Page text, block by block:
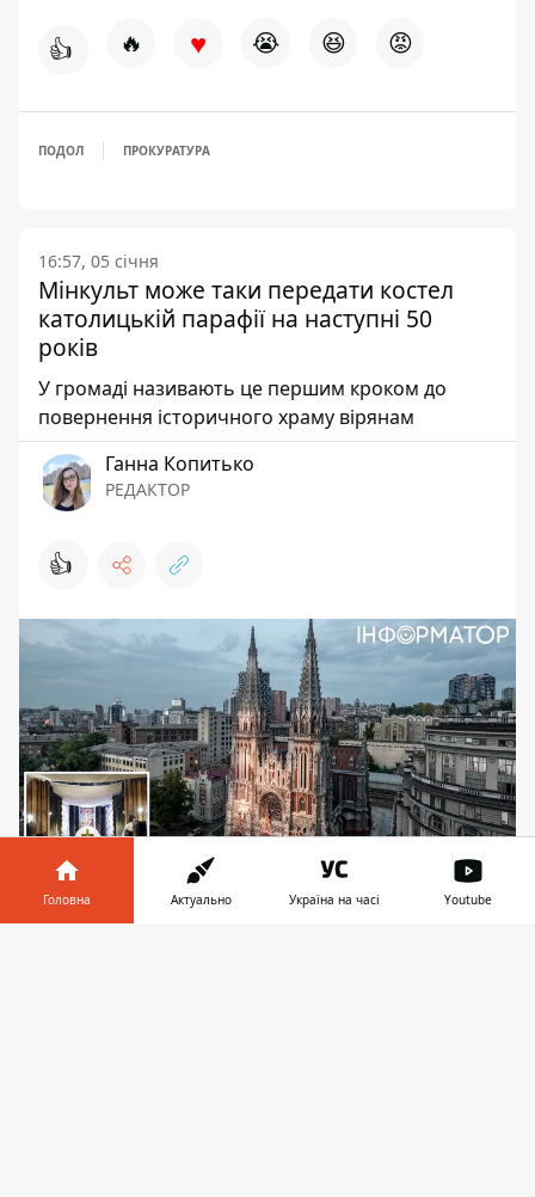
👍 🔥 ♥ 😭 😆 😡
ПОДОЛ ПРОКУРАТУРА
16:57, 05 січня
Мінкульт може таки передати костел
католицькій парафії на наступні 50
років
У громаді називають це першим кроком до
повернення історичного храму вірянам
Ганна Копитько
РЕДАКТОР
👍
Костел святого Миколая можуть передати
Головна Актуально Україна на часі Youtube